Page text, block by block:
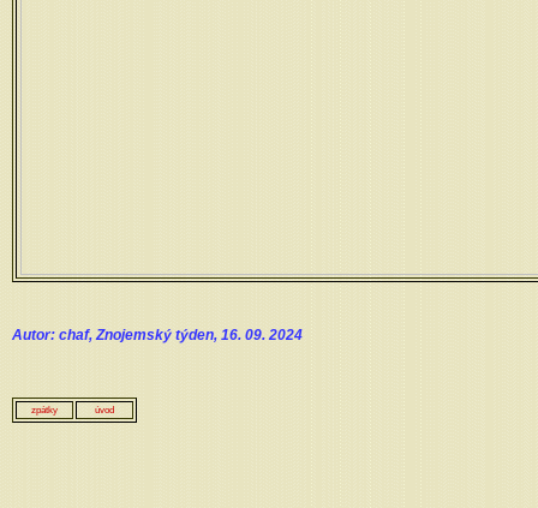
Autor: chaf, Znojemský týden, 16. 09. 2024
zpátky úvod